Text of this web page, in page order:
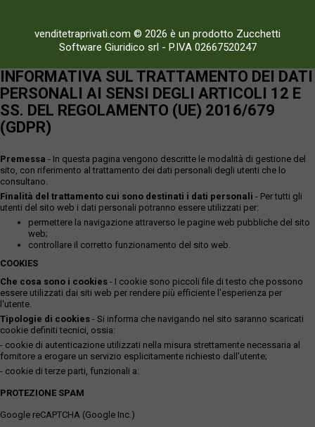
venditetraprivati.com © 2026 è un prodotto Zucchetti
Software Giuridico srl - P.IVA 02667520247
INFORMATIVA SUL TRATTAMENTO DEI DATI
PERSONALI AI SENSI DEGLI ARTICOLI 12 E
SS. DEL REGOLAMENTO (UE) 2016/679
(GDPR)
Premessa - In questa pagina vengono descritte le modalità di gestione del
sito, con riferimento al trattamento dei dati personali degli utenti che lo
consultano.
Finalità del trattamento cui sono destinati i dati personali - Per tutti gli
utenti del sito web i dati personali potranno essere utilizzati per:
permettere la navigazione attraverso le pagine web pubbliche del sito
web;
controllare il corretto funzionamento del sito web.
COOKIES
Che cosa sono i cookies - I cookie sono piccoli file di testo che possono
essere utilizzati dai siti web per rendere più efficiente l'esperienza per
l'utente.
Tipologie di cookies - Si informa che navigando nel sito saranno scaricati
cookie definiti tecnici, ossia:
- cookie di autenticazione utilizzati nella misura strettamente necessaria al
fornitore a erogare un servizio esplicitamente richiesto dall'utente;
- cookie di terze parti, funzionali a:
PROTEZIONE SPAM
Google reCAPTCHA (Google Inc.)